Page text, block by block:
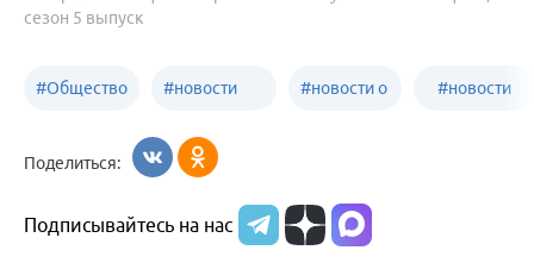
сезон 5 выпуск
#Общество #новости
образования
#новости о
Алтайского
#новости
Поделиться:
Подписывайтесь на нас